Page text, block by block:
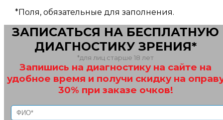
*Поля, обязательные для заполнения.
ЗАПИСАТЬСЯ НА БЕСПЛАТНУЮ
ДИАГНОСТИКУ ЗРЕНИЯ*
*для лиц старше 18 лет
Запишись на диагностику на сайте на
удобное время и получи скидку на
30% при заказе очков!